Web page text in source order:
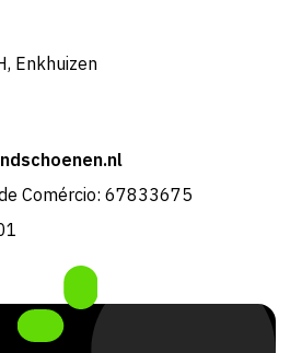
Enkhuizen
Comércio: 67833675